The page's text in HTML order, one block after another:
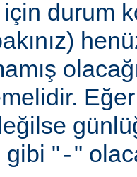
durum
gibi "-"